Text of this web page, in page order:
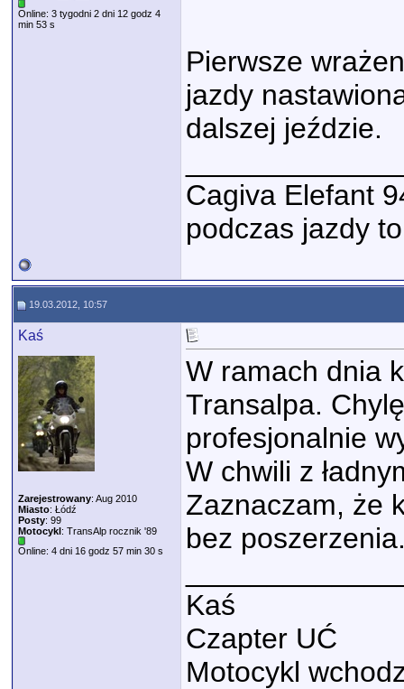
Online: 3 tygodni 2 dni 12 godz 4
min 53 s
Pierwsze
jazdy
dalszej jeździe.
Cagiva Elefant
podczas jazdy
19.03.2012, 10:57
Kaś
Zarejestrowany: Aug 2010
Miasto: Łódź
Posty: 99
Motocykl: TransAlp rocznik '89
Online: 4 dni 16 godz 57 min 30 s
W ramach dnia
Transalpa.
profesjonalnie
W chwili z
Zaznaczam, że
bez
Kaś
Czapter UĆ
Motocykl